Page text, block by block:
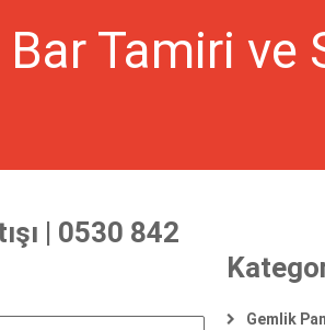
Tamiri ve
| 0530 842
Gemlik